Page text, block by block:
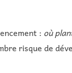
: où
risque de